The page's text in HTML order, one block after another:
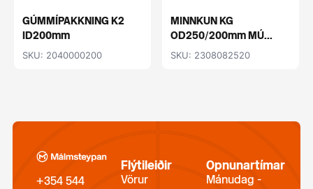
GÚMMÍPAKKNING K2
ID200mm
SKU: 2040000200
MINNKUN KG
OD250/200mm MÚ...
SKU: 2308082520
+354 544
Flýtileiðir
Vörur
Opnunartímar
Mánudag -